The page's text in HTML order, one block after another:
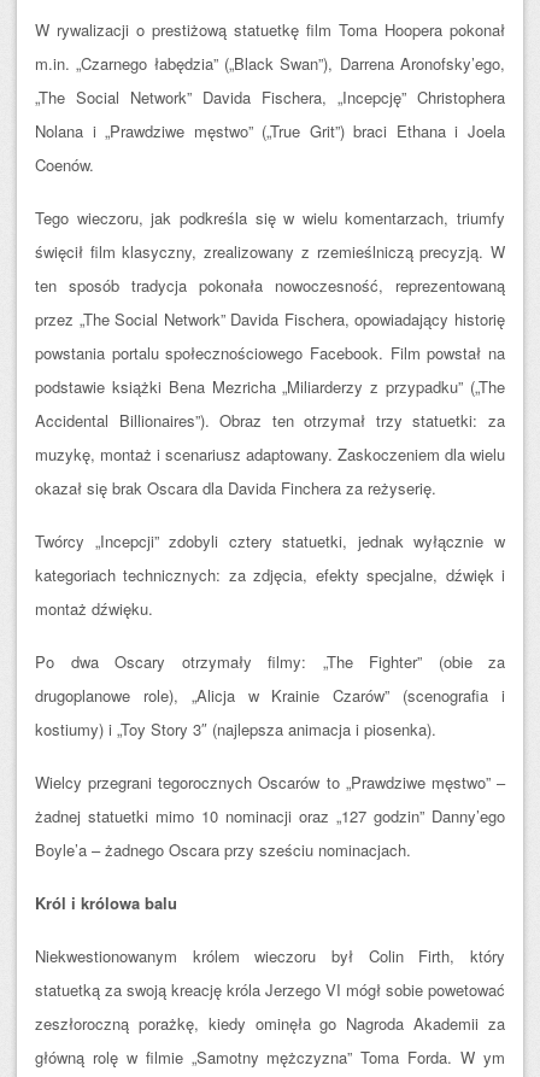
W rywalizacji o prestiżową statuetkę film Toma Hoopera pokonał
m.in. „Czarnego łabędzia” („Black Swan”), Darrena Aronofsky’ego,
„The Social Network” Davida Fischera, „Incepcję” Christophera
Nolana i „Prawdziwe męstwo” („True Grit”) braci Ethana i Joela
Coenów.
Tego wieczoru, jak podkreśla się w wielu komentarzach, triumfy
święcił film klasyczny, zrealizowany z rzemieślniczą precyzją. W
ten sposób tradycja pokonała nowoczesność, reprezentowaną
przez „The Social Network” Davida Fischera, opowiadający historię
powstania portalu społecznościowego Facebook. Film powstał na
podstawie książki Bena Mezricha „Miliarderzy z przypadku” („The
Accidental Billionaires”). Obraz ten otrzymał trzy statuetki: za
muzykę, montaż i scenariusz adaptowany. Zaskoczeniem dla wielu
okazał się brak Oscara dla Davida Finchera za reżyserię.
Twórcy „Incepcji” zdobyli cztery statuetki, jednak wyłącznie w
kategoriach technicznych: za zdjęcia, efekty specjalne, dźwięk i
montaż dźwięku.
Po dwa Oscary otrzymały filmy: „The Fighter” (obie za
drugoplanowe role), „Alicja w Krainie Czarów” (scenografia i
kostiumy) i „Toy Story 3″ (najlepsza animacja i piosenka).
Wielcy przegrani tegorocznych Oscarów to „Prawdziwe męstwo” –
żadnej statuetki mimo 10 nominacji oraz „127 godzin” Danny’ego
Boyle’a – żadnego Oscara przy sześciu nominacjach.
Król i królowa balu
Niekwestionowanym królem wieczoru był Colin Firth, który
statuetką za swoją kreację króla Jerzego VI mógł sobie powetować
zeszłoroczną porażkę, kiedy ominęła go Nagroda Akademii za
główną rolę w filmie „Samotny mężczyzna” Toma Forda. W ym